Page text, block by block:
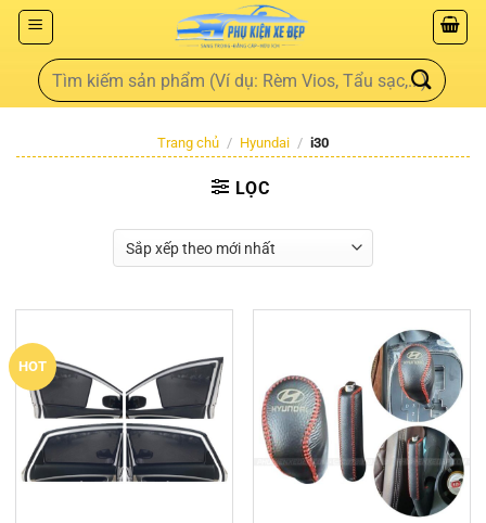
Trang chủ / Hyundai / i30
LỌC
HOT